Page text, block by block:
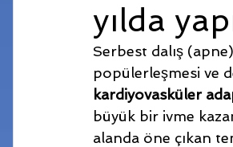
yılda
Serbest dalış
popülerleşmesi ve
kardiyovasküler
büyük bir ivme
alanda öne çıkan